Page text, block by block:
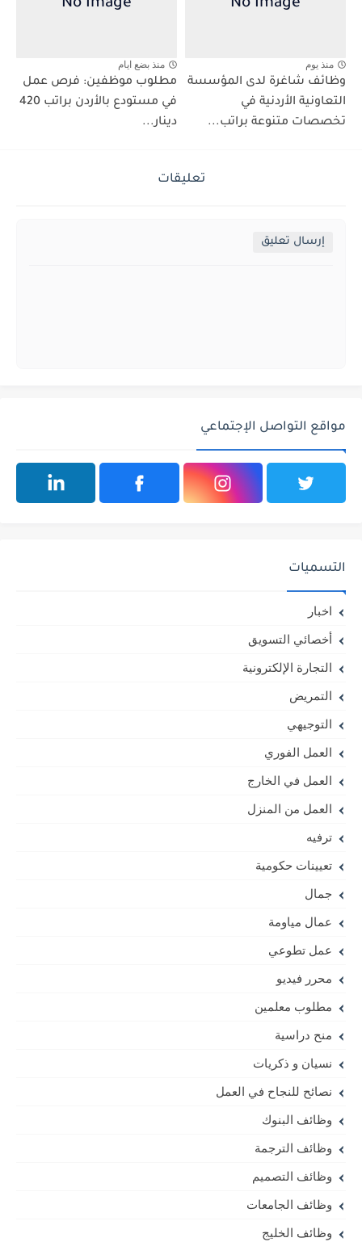
منذ يوم
وظائف شاغرة لدى المؤسسة
التعاونية الأردنية في
تخصصات متنوعة براتب...
منذ بضع ايام
مطلوب موظفين: فرص عمل
في مستودع بالأردن براتب 420
دينار...
تعليقات
إرسال تعليق
مواقع التواصل الإجتماعي
التسميات
اخبار
أخصائي التسويق
التجارة الإلكترونية
التمريض
التوجيهي
العمل الفوري
العمل في الخارج
العمل من المنزل
ترفيه
تعيينات حكومية
جمال
عمال مياومة
عمل تطوعي
محرر فيديو
مطلوب معلمين
منح دراسية
نسيان و ذكريات
نصائح للنجاح في العمل
وظائف البنوك
وظائف الترجمة
وظائف التصميم
وظائف الجامعات
وظائف الخليج